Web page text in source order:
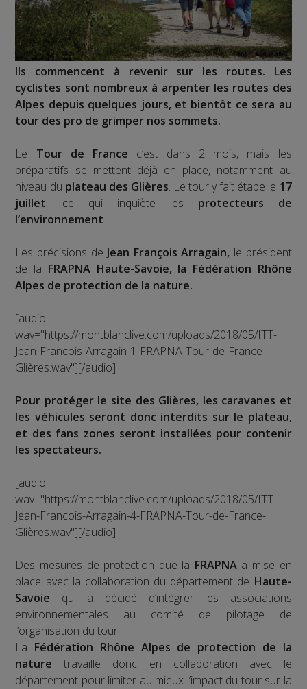
Ils commencent à revenir sur les routes. Les
cyclistes sont nombreux à arpenter les routes des
Alpes depuis quelques jours, et bientôt ce sera au
tour des pro de grimper nos sommets.
Le Tour de France c’est dans 2 mois, mais les
préparatifs se mettent déjà en place, notamment au
niveau du plateau des Glières. Le tour y fait étape le 17
juillet, ce qui inquiète les protecteurs de
l’environnement.
Les précisions de Jean François Arragain, le président
de la FRAPNA Haute-Savoie, la Fédération Rhône
Alpes de protection de la nature.
[audio
wav="https://montblanclive.com/uploads/2018/05/ITT-
Jean-Francois-Arragain-1-FRAPNA-Tour-de-France-
Glières.wav"][/audio]
Pour protéger le site des Glières, les caravanes et
les véhicules seront donc interdits sur le plateau,
et des fans zones seront installées pour contenir
les spectateurs.
[audio
wav="https://montblanclive.com/uploads/2018/05/ITT-
Jean-Francois-Arragain-4-FRAPNA-Tour-de-France-
Glières.wav"][/audio]
Des mesures de protection que la FRAPNAa mise en
place avec la collaboration du département de Haute-
Savoie qui a décidé d’intégrer les associations
environnementales au comité de pilotage de
l’organisation du tour.
La Fédération Rhône Alpes de protection de la
nature travaille donc en collaboration avec le
département pour limiter au mieux l’impact du tour sur la